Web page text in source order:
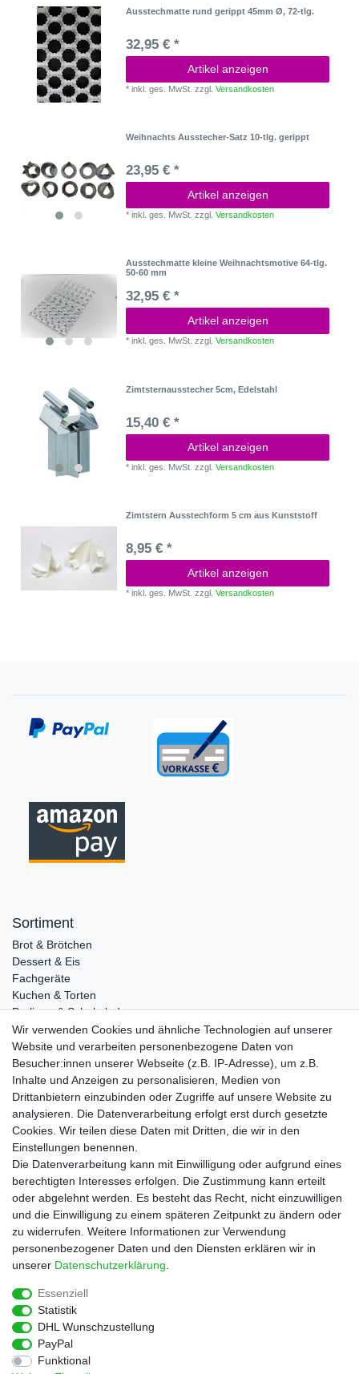
Ausstechmatte rund gerippt 45mm Ø, 72-tlg.
32,95 € *
Artikel anzeigen
*inkl. ges. MwSt. zzgl.Versandkosten
Weihnachts Ausstecher-Satz 10-tlg. gerippt
23,95 € *
Artikel anzeigen
*inkl. ges. MwSt. zzgl.Versandkosten
Ausstechmatte kleine Weihnachtsmotive 64-tlg.
50-60 mm
32,95 € *
Artikel anzeigen
*inkl. ges. MwSt. zzgl.Versandkosten
Zimtsternausstecher 5cm, Edelstahl
15,40 € *
Artikel anzeigen
*inkl. ges. MwSt. zzgl.Versandkosten
Zimtstern Ausstechform 5 cm aus Kunststoff
8,95 € *
Artikel anzeigen
*inkl. ges. MwSt. zzgl.Versandkosten
Sortiment
Brot & Brötchen
Dessert & Eis
Fachgeräte
Kuchen & Torten
Pralinen & Schokolade
Lebensmittel
Gutscheine
Informationen
Zahlungsarten
Versandkosten
Service
Rezepte
Newsletter
Blog
Choco Patiss
|
Wir verwenden Cookies und ähnliche Technologien auf unserer
Website und verarbeiten personenbezogene Daten von
Besucher:innen unserer Webseite (z.B. IP-Adresse), um z.B.
Inhalte und Anzeigen zu personalisieren, Medien von
Drittanbietern einzubinden oder Zugriffe auf unsere Website zu
analysieren. Die Datenverarbeitung erfolgt erst durch gesetzte
Cookies. Wir teilen diese Daten mit Dritten, die wir in den
Einstellungen benennen.
Die Datenverarbeitung kann mit Einwilligung oder aufgrund eines
berechtigten Interesses erfolgen. Die Zustimmung kann erteilt
oder abgelehnt werden. Es besteht das Recht, nicht einzuwilligen
und die Einwilligung zu einem späteren Zeitpunkt zu ändern oder
zu widerrufen. Weitere Informationen zur Verwendung
personenbezogener Daten und den Diensten erklären wir in
unserer Daten­schutz­erklärung
Essenziell
Statistik
DHL Wunschzustellung
PayPal
Funktional